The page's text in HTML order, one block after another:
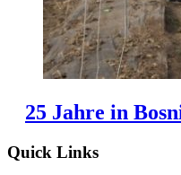
25 Jahre in
Quick Links